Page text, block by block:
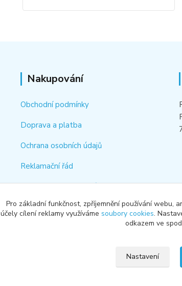
Nakupování
Obchodní podmínky
Doprava a platba
Ochrana osobních údajů
Reklamační řád
Jak rychle vyhledat náhradní díl
Odstoupení od smlouvy
Pro základní funkčnost, zpříjemnění používání webu,
účely cílení reklamy využíváme soubory cookies.
odkazem ve
Nastavení